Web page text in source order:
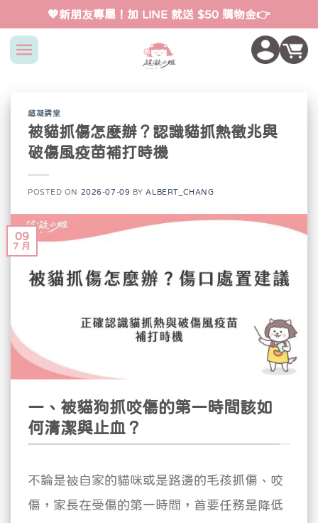
content
💖新朋友專屬！加 LINE 就送 $50 購物金👉
超凝講堂
被貓抓傷怎麼辦？認識貓抓熱徵兆與
破傷風疫苗補打時機
POSTED ON 2026-07-09 BYALBERT_CHANG
09
7 月
一、被貓狗抓咬傷的第一時間該如
何清潔與止血？
不論是被自家的貓咪或是路邊的毛孩抓傷、咬
傷，家長在受傷的第一時間，首要任務是降低